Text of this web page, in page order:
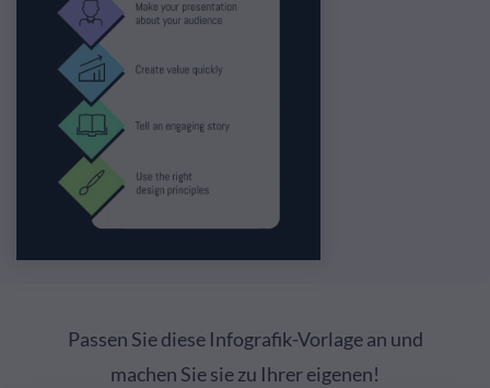
Passen Sie diese Infografik-Vorlage an und
machen Sie sie zu Ihrer eigenen!